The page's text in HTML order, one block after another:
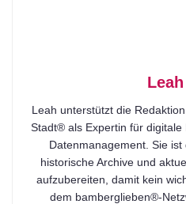
Leah
Leah unterstützt die
Stadt® als Expertin für
Datenmanagement. Sie ist
historische Archive und
aufzubereiten, damit kein
dem bamberglieben®-